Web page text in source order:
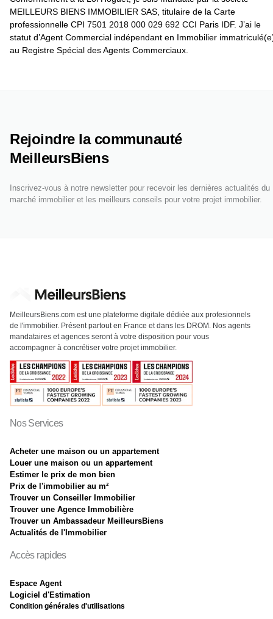
MEILLEURS BIENS IMMOBILIER SAS, titulaire de la Carte
professionnelle CPI 7501 2018 000 029 692 CCI Paris IDF. J’ai le
statut d’Agent Commercial indépendant en Immobilier
au Registre Spécial des Agents Commerciaux.
Rejoindre la communauté
MeilleursBiens
Inscrivez-vous à notre newsletter pour recevoir les dernières actualités du
marché immobilier et les meilleurs conseils pour votre projet immobilier.
MeilleursBiens.com est une plateforme digitale dédiée aux profesionnels
de l'immobilier. Présent partout en France et dans les DROM. Nos agents
mandataires et agences seront à votre disposition pour vous
accompagner à concrétiser votre projet immobilier.
Nos Services
Acheter une maison ou un appartement
Louer une maison ou un appartement
Estimer le prix de mon bien
Prix de l'immobilier au m²
Trouver un Conseiller Immobilier
Trouver une Agence Immobilière
Trouver un Ambassadeur MeilleursBiens
Actualités de l'Immobilier
Accès rapides
Espace Agent
Logiciel d'Estimation
Condition générales d'utilisations